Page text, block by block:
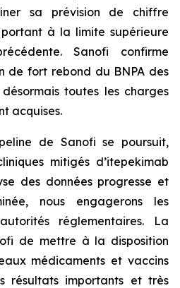
sa prévision de chiffre
à la limite supérieure
Sanofi confirme
de fort rebond du BNPA des
toutes les charges
acquises.
de Sanofi se poursuit,
mitigés d’itepekimab
des données progresse et
nous engagerons les
réglementaires. La
de mettre à la disposition
médicaments et vaccins
résultats importants et très